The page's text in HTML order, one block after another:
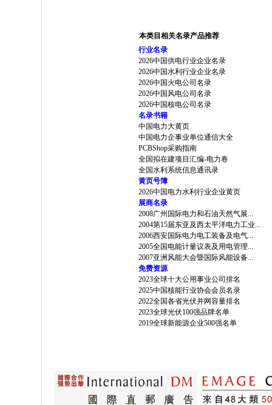
本类目相关名录产品推荐
行业名录
2026中国供电行业企业名录
2026中国水利行业企业名录
2026中国火电公司名录
2026中国风电公司名录
2026中国核电公司名录
名录书籍
中国电力大黄页
中国电力企事业单位通信大全
PCBShop采购指南
全国拟在建项目汇编-电力卷
全国水利系统信息通讯录
黄页号簿
2026中国电力水利行业企业黄页
展商名录
2008广州国际电力和石油天然气展...
2004第15届东亚及西太平洋电力工业...
2006西安国际电力电工装备及电气...
2005全国电能计量议表及用电管理...
2007亚洲风能大会暨国际风能设备...
免费资源
2023全球十大公用事业公司排名
2025中国核能行业协会会员名录
2022全国各省光伏并网容量排名
2023全球光伏100强品牌名单
2019全球新能源企业500强名单